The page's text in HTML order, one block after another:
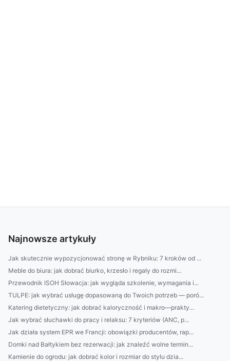
Najnowsze artykuły
Jak skutecznie wypozycjonować stronę w Rybniku: 7 kroków od ...
Meble do biura: jak dobrać biurko, krzesło i regały do rozmi...
Przewodnik ISOH Słowacja: jak wygląda szkolenie, wymagania i...
TULPE: jak wybrać usługę dopasowaną do Twoich potrzeb — poró...
Katering dietetyczny: jak dobrać kaloryczność i makro—prakty...
Jak wybrać słuchawki do pracy i relaksu: 7 kryteriów (ANC, p...
Jak działa system EPR we Francji: obowiązki producentów, rap...
Domki nad Bałtykiem bez rezerwacji: jak znaleźć wolne termin...
Kamienie do ogrodu: jak dobrać kolor i rozmiar do stylu dzia...